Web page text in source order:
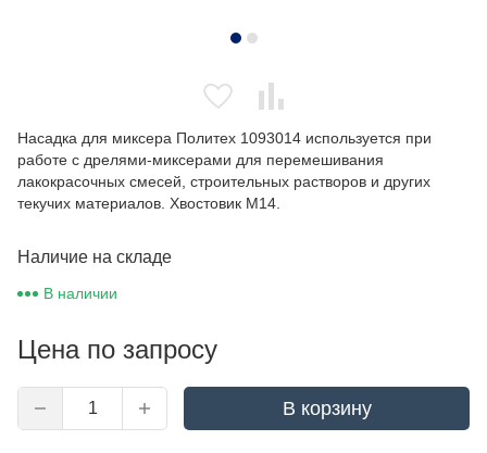
Насадка для миксера Политех 1093014 используется при
работе с дрелями-миксерами для перемешивания
лакокрасочных смесей, строительных растворов и других
текучих материалов. Хвостовик М14.
Наличие на складе
В наличии
Цена по запросу
В корзину